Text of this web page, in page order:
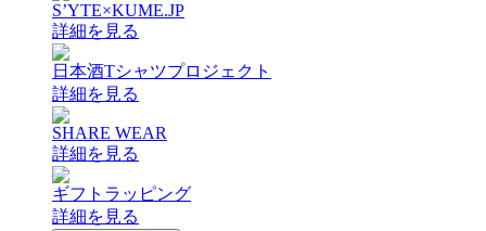
S’YTE×KUME.JP
詳細を見る
日本酒Tシャツプロジェクト
詳細を見る
SHARE WEAR
詳細を見る
ギフトラッピング
詳細を見る